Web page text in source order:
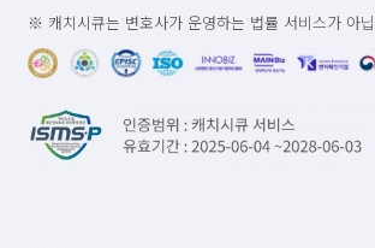
※ 캐치시큐는 변호사가 운영하는 법률 서비스가 아